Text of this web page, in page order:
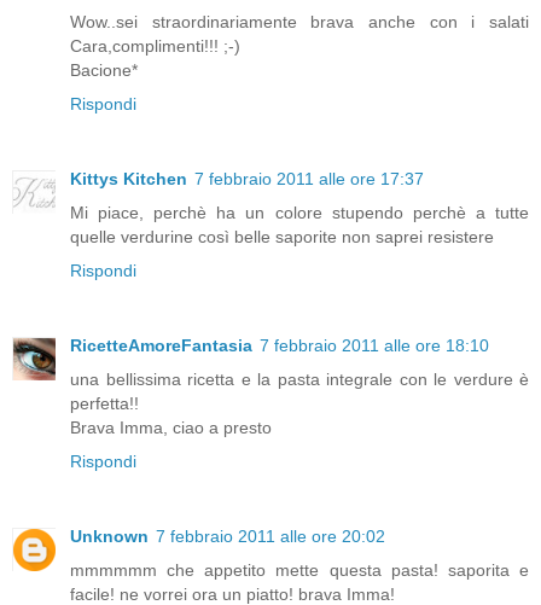
Wow..sei straordinariamente brava anche con i salati
Cara,complimenti!!! ;-)
Bacione*
Rispondi
Kittys Kitchen 7 febbraio 2011 alle ore 17:37
Mi piace, perchè ha un colore stupendo perchè a tutte
quelle verdurine così belle saporite non saprei resistere
Rispondi
RicetteAmoreFantasia 7 febbraio 2011 alle ore 18:10
una bellissima ricetta e la pasta integrale con le verdure è
perfetta!!
Brava Imma, ciao a presto
Rispondi
Unknown 7 febbraio 2011 alle ore 20:02
mmmmmm che appetito mette questa pasta! saporita e
facile! ne vorrei ora un piatto! brava Imma!